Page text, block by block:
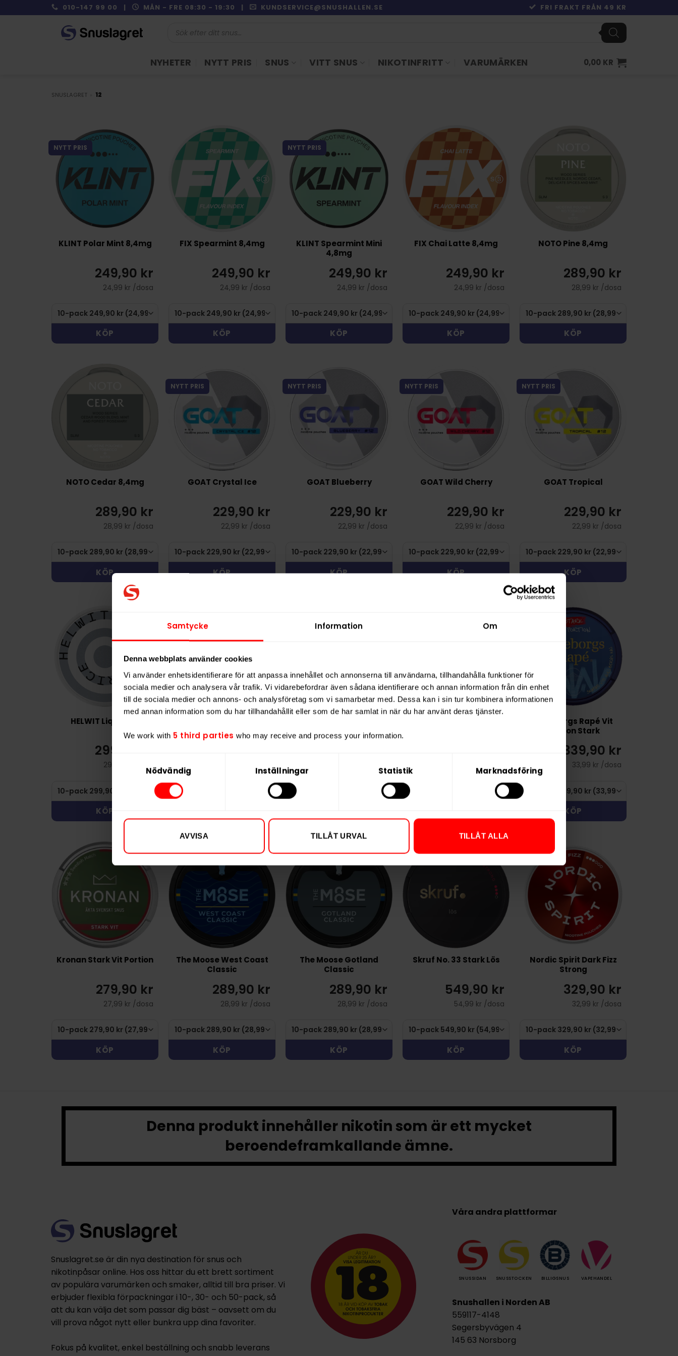
Samtycke Information Om
Denna webbplats använder cookies
Vi använder enhetsidentifierare för att anpassa innehållet och annonserna till användarna, tillhandahålla funktioner för
sociala medier och analysera vår trafik. Vi vidarebefordrar även sådana identifierare och annan information från din enhet
till de sociala medier och annons- och analysföretag som vi samarbetar med. Dessa kan i sin tur kombinera informationen
med annan information som du har tillhandahållit eller som de har samlat in när du har använt deras tjänster.
We work with 5 third parties who may receive and process your information.
Nödvändig Inställningar Statistik Marknadsföring
AVVISA TILLÅT URVAL TILLÅT ALLA
to
010-147 99 00 | MÅN - FRE 08:30 - 19:30 | KUNDSERVICE@SNUSHALLEN.SE FRI FRAKT FRÅN 49 KR
NYHETER NYTT PRIS SNUS VITT SNUS NIKOTINFRITT VARUMÄRKEN 0,00 KR
SNUSLAGRET 12
NYTT PRIS
KLINT Polar Mint 8,4mg
249,90 kr
24,99 kr /dosa
KÖP
FIX Spearmint 8,4mg
249,90 kr
24,99 kr /dosa
KÖP
NYTT PRIS
KLINT Spearmint Mini
4,8mg
249,90 kr
24,99 kr /dosa
KÖP
FIX Chai Latte 8,4mg
249,90 kr
24,99 kr /dosa
KÖP
NOTO Pine 8,4mg
289,90 kr
28,99 kr /dosa
KÖP
NOTO Cedar 8,4mg
289,90 kr
28,99 kr /dosa
KÖP
NYTT PRIS
GOAT Crystal Ice
229,90 kr
22,99 kr /dosa
KÖP
NYTT PRIS
GOAT Blueberry
229,90 kr
22,99 kr /dosa
KÖP
NYTT PRIS
GOAT Wild Cherry
229,90 kr
22,99 kr /dosa
KÖP
NYTT PRIS
GOAT Tropical
229,90 kr
22,99 kr /dosa
KÖP
HELWIT Liquorice
299,90 kr
29,99 kr /dosa
KÖP
Cherry
28,99 kr /dosa
Göteborgs Rapé Vit
Portion Stark
339,90 kr
33,99 kr /dosa
KÖP
Kronan Stark Vit Portion
279,90 kr
27,99 kr /dosa
KÖP
The Moose West Coast
Classic
289,90 kr
28,99 kr /dosa
KÖP
The Moose Gotland
Classic
289,90 kr
28,99 kr /dosa
KÖP
Skruf No. 33 Stark Lös
549,90 kr
54,99 kr /dosa
KÖP
Nordic Spirit Dark Fizz
Strong
329,90 kr
32,99 kr /dosa
KÖP
Denna produkt innehåller nikotin som är ett mycket
beroendeframkallande ämne.
Snuslagret.se är din nya destination för snus och
nikotinpåsar online. Hos oss hittar du ett brett sortiment
av populära varumärken och smaker, alltid till bra priser. Vi
erbjuder flexibla förpackningar i 10-, 30- och 50-pack, så
att du kan välja det som passar dig bäst – oavsett om du
vill prova något nytt eller bunkra upp dina favoriter.
Fokus på kvalitet, enkel beställning och snabb leverans
Våra andra plattformar
SNUSSIDAN SNUSSTOCKEN BILLIGSNUS VAPEHANDEL
Snushallen i Norden AB
559117-4148
Segersbyvägen 4
145 63 Norsborg